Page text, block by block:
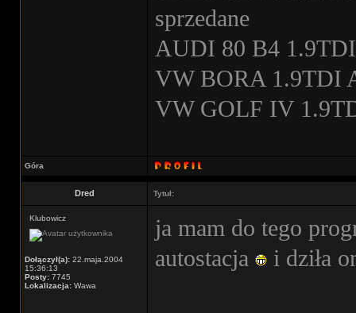
sprzedane
AUDI 80 B4
VW BORA 1.9TDI
VW GOLF IV
Góra
Dred Tytuł:
Klubowicz
Dołączył(a): 22.maja.2004
15:36:13
Posty: 7745
Lokalizacja: Wawa
ja mam do tego
autostacja
i dziła